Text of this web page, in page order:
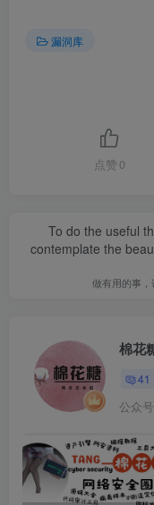
漏洞库
点赞 0
To do the useful
contemplate the
做有用的事
棉花
41
公众